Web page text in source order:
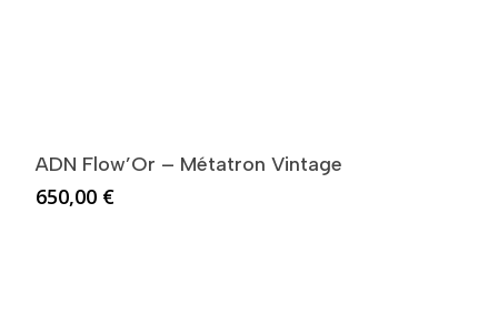
ADN Flow’Or – Métatron Vintage
650,00 €